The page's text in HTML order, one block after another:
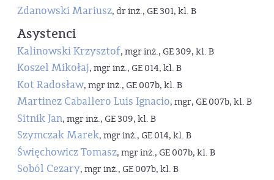
Zdanowski Mariusz, dr inż., GE 301, kl. B
Asystenci
Kalinowski Krzysztof, mgr inż., GE 309, kl. B
Koszel Mikołaj, mgr inż., GE 014, kl. B
Kot Radosław, mgr inż., GE 007b, kl. B
Martinez Caballero Luis Ignacio, mgr, GE 007b, kl. B
Sitnik Jan, mgr inż., GE 309, kl. B
Szymczak Marek, mgr inż., GE 014, kl. B
Święchowicz Tomasz, mgr inż., GE 007b, kl. B
Soból Cezary, mgr inż., GE 007b, kl. B